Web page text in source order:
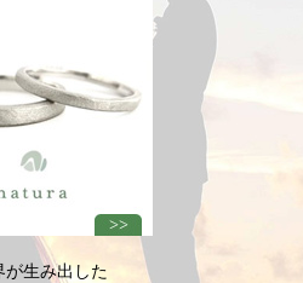
が生み出した